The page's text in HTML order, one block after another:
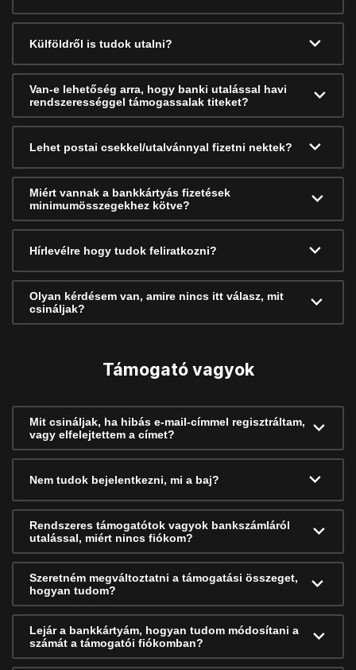
Külföldről is tudok utalni?
Van-e lehetőség arra, hogy banki utalással havi
rendszerességgel támogassalak titeket?
Lehet postai csekkel/utalvánnyal fizetni nektek?
Miért vannak a bankkártyás fizetések
minimumösszegekhez kötve?
Hírlevélre hogy tudok feliratkozni?
Olyan kérdésem van, amire nincs itt válasz, mit
csináljak?
Támogató vagyok
Mit csináljak, ha hibás e-mail-címmel regisztráltam,
vagy elfelejtettem a címet?
Nem tudok bejelentkezni, mi a baj?
Rendszeres támogatótok vagyok bankszámláról
utalással, miért nincs fiókom?
Szeretném megváltoztatni a támogatási összeget,
hogyan tudom?
Lejár a bankkártyám, hogyan tudom módosítani a
számát a támogatói fiókomban?